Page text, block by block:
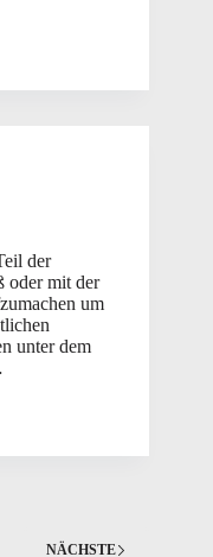
der
oder mit der
um
unter dem
NÄCHSTE